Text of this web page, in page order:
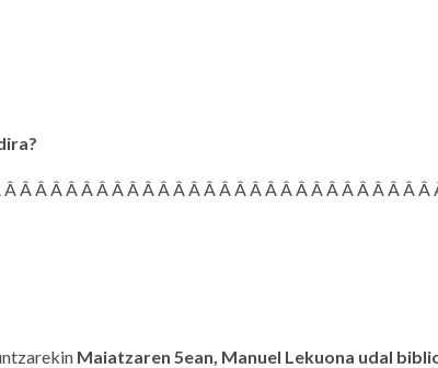
Â Â Â Â Â Â Â Â Â Â Â Â Â Â Â Â Â Â Â Â Â Â Â Â Â Â Â
Maiatzaren 5ean, Manuel Lekuona udal